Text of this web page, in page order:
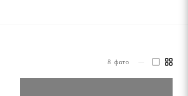
8 фото